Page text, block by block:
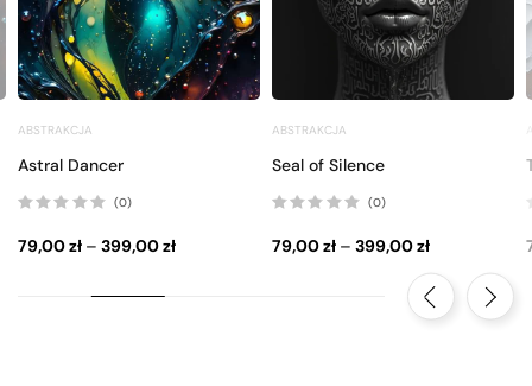
ABSTRAKCJA
Astral Dancer
0
na
(0)
79,00zł – 399,00zł
ABSTRAKCJA
Seal of Silence
0
na
(0)
79,00zł – 399,00zł